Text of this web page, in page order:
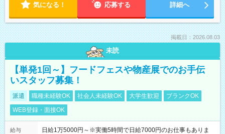
気になる！ 応募する 詳細へ
掲載日：2026.08.03
未読
【単発1回～】フードフェスや物産展でのお手伝
いスタッフ募集！
派遣 職種未経験OK 社会人未経験OK 大学生歓迎
ブランクOK
WEB登録・面接OK
給与
日給1万5000円～※実働5時間で日給7000円のお仕事もありま